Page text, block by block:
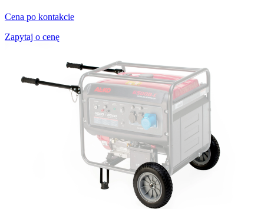
Cena po kontakcie
Zapytaj o cenę